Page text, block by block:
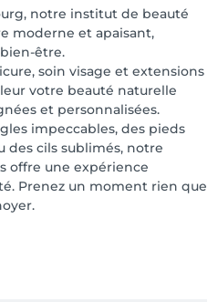
notre institut de beauté
moderne et apaisant,
être.
soin visage et extensions
votre beauté naturelle
et personnalisées.
impeccables, des pieds
cils sublimés, notre
offre une expérience
Prenez un moment rien que